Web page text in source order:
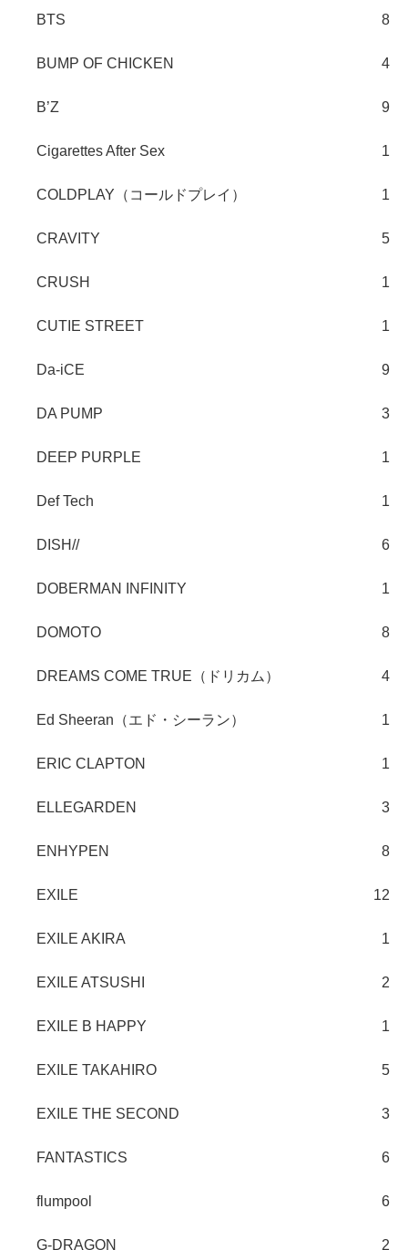
BTS 8
BUMP OF CHICKEN 4
B’Z 9
Cigarettes After Sex 1
COLDPLAY（コールドプレイ） 1
CRAVITY 5
CRUSH 1
CUTIE STREET 1
Da-iCE 9
DA PUMP 3
DEEP PURPLE 1
Def Tech 1
DISH// 6
DOBERMAN INFINITY 1
DOMOTO 8
DREAMS COME TRUE（ドリカム） 4
Ed Sheeran（エド・シーラン） 1
ERIC CLAPTON 1
ELLEGARDEN 3
ENHYPEN 8
EXILE 12
EXILE AKIRA 1
EXILE ATSUSHI 2
EXILE B HAPPY 1
EXILE TAKAHIRO 5
EXILE THE SECOND 3
FANTASTICS 6
flumpool 6
G-DRAGON 2